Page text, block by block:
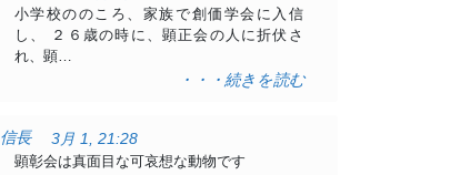
小学校ののころ、家族で創価学会に入信
し、 ２６歳の時に、顕正会の人に折伏さ
れ、顕…
・・・続きを読む
信長
3月 1, 21:28
顕彰会は真面目な可哀想な動物です